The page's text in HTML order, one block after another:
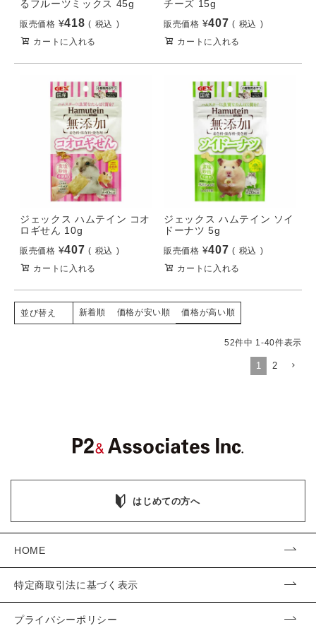
るフルーツミックス 45g
販売価格 ¥418
税込
カートに入れる
チーズ 15g
販売価格 ¥407
税込
カートに入れる
ジェックス ハムテイン コオ
ロギせん 10g
販売価格 ¥407
税込
カートに入れる
ジェックス ハムテイン ソイ
ドーナツ 5g
販売価格 ¥407
税込
カートに入れる
並び替え 新着順 価格が安い順 価格が高い順
52件中 1-40件表示
1 2
はじめての方へ
HOME
特定商取引法に基づく表示
プライバシーポリシー